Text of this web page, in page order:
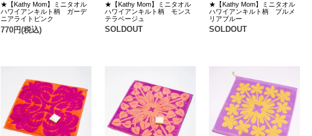
★【Kathy Mom】ミニタオル
ハワイアンキルト柄 ガーデ
ニアライトピンク
770円(税込)
★【Kathy Mom】ミニタオル
ハワイアンキルト柄 モンス
テラベージュ
SOLDOUT
★【Kathy Mom】ミニタオル
ハワイアンキルト柄 プルメ
リアブルー
SOLDOUT